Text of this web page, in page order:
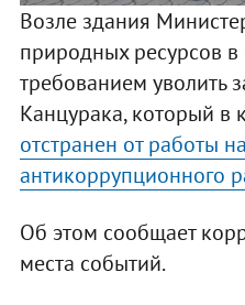
Возле здания
природных ресурсов
требованием уволить
Канцурака, который в
отстранен от работы
антикоррупционного
Об этом сообщает
места событий.